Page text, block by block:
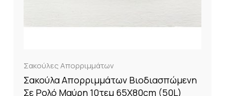
Σακούλες Απορριμμάτων
Σακούλα Απορριμμάτων Βιοδιασπώμενη
Σε Ρολό Μαύρη 10τεμ 65X80cm (50L)